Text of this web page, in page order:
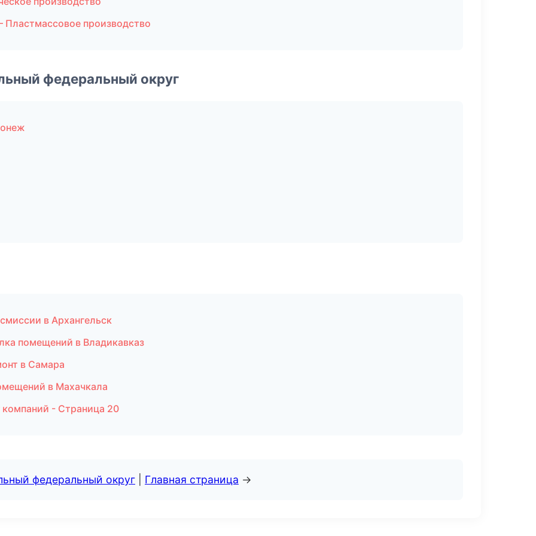
производство
федеральный округ
в Архангельск
помещений в Владикавказ
в Самара
в Махачкала
- Страница 20
федеральный округ Главная страница →